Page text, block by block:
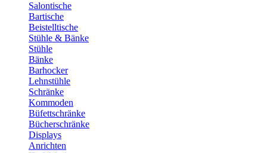
Salontische
Bartische
Beistelltische
Stühle & Bänke
Stühle
Bänke
Barhocker
Lehnstühle
Schränke
Kommoden
Büfettschränke
Bücherschränke
Displays
Anrichten